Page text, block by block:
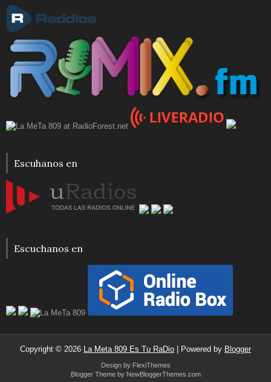
Escuhanos en
Escuchanos en
Copyright © 2026 La Meta 809 Es Tu RaDio | Powered by Blogger
Design by FlexiThemes
Blogger Theme by NewBloggerThemes.com